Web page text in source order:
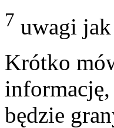
7 uwagi
Krótko
będzie